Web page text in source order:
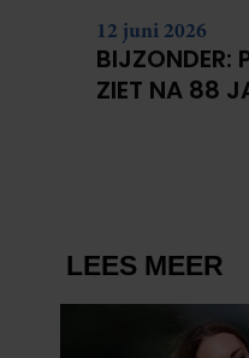
12 juni 2026
BIJZONDER:
ZIET NA 88